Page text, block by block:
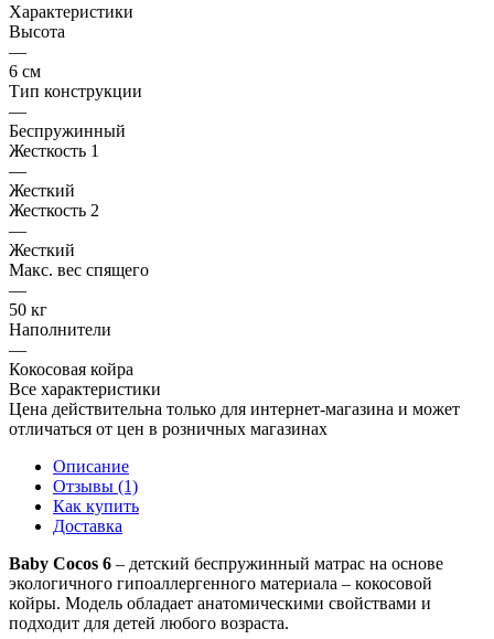
Характеристики
Высота
—
6 см
Тип конструкции
—
Беспружинный
Жесткость 1
—
Жесткий
Жесткость 2
—
Жесткий
Макс. вес спящего
—
50 кг
Наполнители
—
Кокосовая койра
Все характеристики
Цена действительна только для интернет-магазина и может
отличаться от цен в розничных магазинах
Описание
Отзывы (1)
Как купить
Доставка
Baby Cocos 6 – детский беспружинный матрас на основе
экологичного гипоаллергенного материала – кокосовой
койры. Модель обладает анатомическими свойствами и
подходит для детей любого возраста.